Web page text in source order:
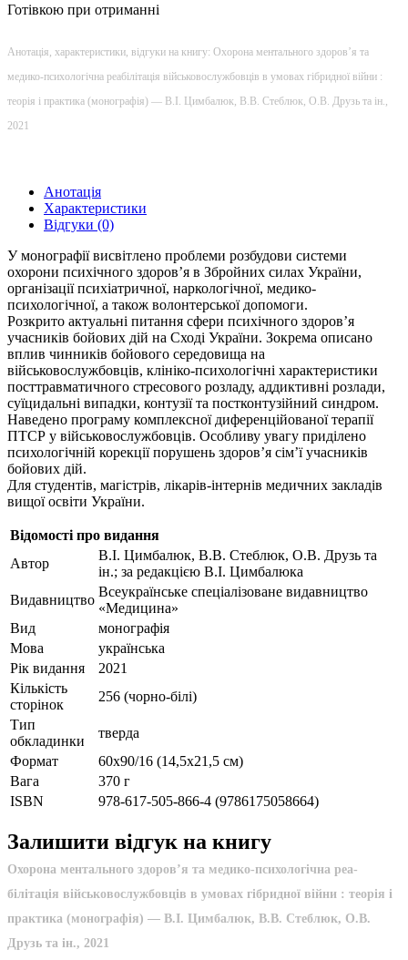
Готівкою при отриманні
Анотація, характеристики, відгуки на книгу: Охорона ментального здоров’я та
медико-психологічна реа­білітація військовослужбовців в умовах гібридної війни :
теорія і практика (монографія) — В.I. Цимбалюк, В.В. Стеблюк, О.В. Друзь та ін.,
2021
Анотація
Характеристики
Відгуки (0)
У монографії висвітлено проблеми розбудови системи
охорони психічного здоров’я в Збройних силах України,
організації психіатричної, наркологічної, медико-
психологічної, а також волонтерської допомоги.
Розкрито актуальні питання сфери психічного здоров’я
учасників бойових дій на Сході України. Зокрема описано
вплив чинників бойового середовища на
військовослужбовців, клініко-психологічні характеристики
посттравматичного стресового розладу, аддиктивні розлади,
суїцидальні випадки, контузії та постконтузійний синдром.
Наведено програму комплексної диференційованої терапії
ПТСР у військовослужбовців. Особливу увагу приділено
психологічній корекції порушень здоров’я сім’ї учасників
бойових дій.
Для студентів, магістрів, лікарів-інтернів медичних закладів
вищої освіти України.
Відомості про видання
Автор
В.I. Цимбалюк, В.В. Стеблюк, О.В. Друзь та
ін.; за редакцією В.I. Цимбалюка
Видавництво
Всеукраїнське спеціалізоване видавництво
«Медицина»
Вид
монографія
Мова
українська
Рік видання
2021
Кількість
сторінок
256 (чорно-білі)
Тип
обкладинки
тверда
Формат
60х90/16 (14,5х21,5 см)
Вага
370 г
ISBN
978-617-505-866-4 (9786175058664)
Залишити відгук на книгу
Охорона ментального здоров’я та медико-психологічна реа­
білітація військовослужбовців в умовах гібридної війни : теорія і
практика (монографія) — В.I. Цимбалюк, В.В. Стеблюк, О.В.
Друзь та ін., 2021